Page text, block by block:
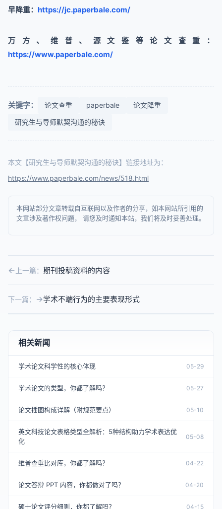
早降重： https://jc.paperbale.com/
万方、维普、源文鉴等论文查重：
https://www.paperbale.com/
关键字： 论文查重 paperbale
论文降重
研究生与导师默契沟通的秘诀
本文【研究生与导师默契沟通的秘诀】链接地址为：
https://www.paperbale.com/news/518.html
本网站部分文章转载自互联网以及作者的分享，如本网站所引用的
文章涉及著作权问题， 请您及时通知本站，我们将及时妥善处理。
上一篇： 期刊投稿资料的内容
下一篇： 学术不端行为的主要表现形式
相关新闻
学术论文科学性的核心体现 05-29
学术论文的类型，你都了解吗？ 05-27
论文插图构成详解（附规范要点） 05-10
英文科技论文表格类型全解析：5种结构助力学术表达优
化
05-08
维普查重比对库，你都了解吗？ 04-22
论文答辩 PPT 内容，你都做对了吗？ 04-20
硕士论文评分细则，你都了解吗？ 04-15